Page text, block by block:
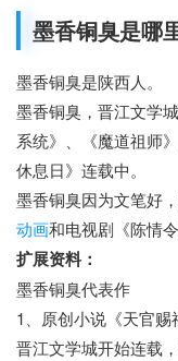
墨香铜臭是哪
墨香铜臭是陕西人。
墨香铜臭，晋江文学
系统》、《魔道祖师
休息日》连载中。
墨香铜臭因为文笔好
动画和电视剧《陈情
扩展资料：
墨香铜臭代表作
1、原创小说《天官
晋江文学城开始连载